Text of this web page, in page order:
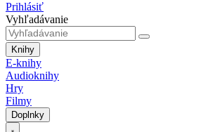
Prihlásiť
Vyhľadávanie
Knihy
E-knihy
Audioknihy
Hry
Filmy
Doplnky